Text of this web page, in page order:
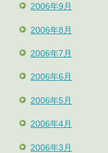
2006年9月
2006年8月
2006年7月
2006年6月
2006年5月
2006年4月
2006年3月